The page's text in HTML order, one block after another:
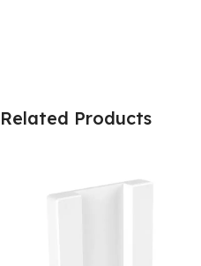
Related Products